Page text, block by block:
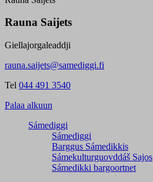
Rauna Saijets
Giellajorgaleaddji
rauna.saijets@samediggi.fi
Tel 044 491 3540
Palaa alkuun
Sámediggi
Sámediggi
Barggus Sámedikkis
Sámekulturguovddáš Sajos
Sámedikki bargoortnet